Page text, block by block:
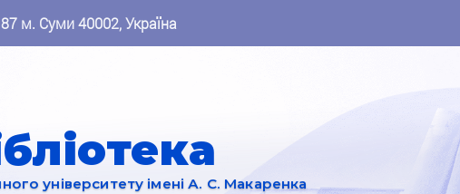
м. Суми 40002, Україна
університету імені А. С. Макаренка